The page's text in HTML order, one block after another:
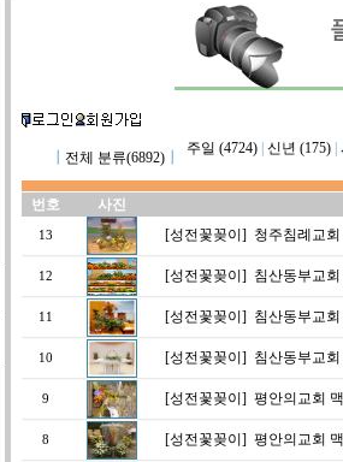
전체 분류(6892)┃
주일 (4724)| 신년 (175)|
번호 사진
13 [성전꽃꽂이] 청주침례교
12 [성전꽃꽂이] 침산동부교회
11 [성전꽃꽂이] 침산동부교회
10 [성전꽃꽂이] 침산동부교
9 [성전꽃꽂이] 평안의교회
8 [성전꽃꽂이] 평안의교회